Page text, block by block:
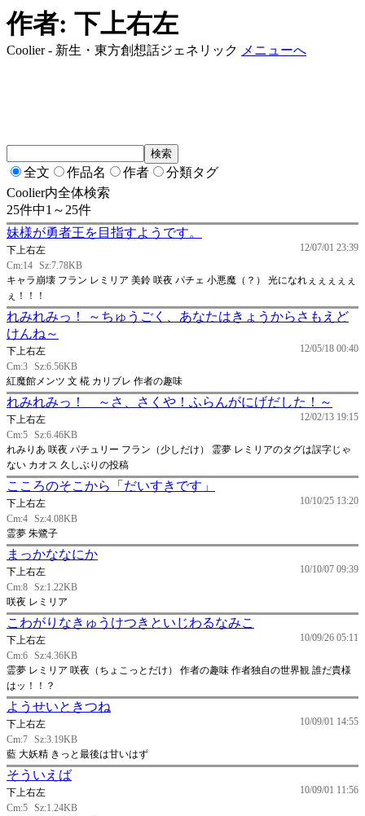
作者: 下上右左
Coolier - 新生・東方創想話ジェネリック メニューへ
全文 作品名 作者
分類タグ
Coolier内全体検索
25件中1～25件
妹様が勇者王を目指すようです。
12/07/01 23:39
下上右左
Cm:14 Sz:7.78KB
キャラ崩壊 フラン レミリア 美鈴 咲夜 パチェ 小悪魔（？） 光になれぇぇぇぇぇ
ぇ！！！
れみれみっ！ ～ちゅうごく、あなたはきょうからさもえど
けんね～
12/05/18 00:40
下上右左
Cm:3 Sz:6.56KB
紅魔館メンツ 文 椛 カリブレ 作者の趣味
れみれみっ！ ～さ、さくや！ふらんがにげだした！～
12/02/13 19:15
下上右左
Cm:5 Sz:6.46KB
れみりあ 咲夜 パチュリー フラン（少しだけ） 霊夢 レミリアのタグは誤字じゃ
ない カオス 久しぶりの投稿
こころのそこから「だいすきです」
10/10/25 13:20
下上右左
Cm:4 Sz:4.08KB
霊夢 朱鷺子
まっかななにか
10/10/07 09:39
下上右左
Cm:8 Sz:1.22KB
咲夜 レミリア
こわがりなきゅうけつきといじわるなみこ
10/09/26 05:11
下上右左
Cm:6 Sz:4.36KB
霊夢 レミリア 咲夜（ちょこっとだけ） 作者の趣味 作者独自の世界観 誰だ貴様
はッ！！？
ようせいときつね
10/09/01 14:55
下上右左
Cm:7 Sz:3.19KB
藍 大妖精 きっと最後は甘いはず
そういえば
10/09/01 11:56
下上右左
Cm:5 Sz:1.24KB